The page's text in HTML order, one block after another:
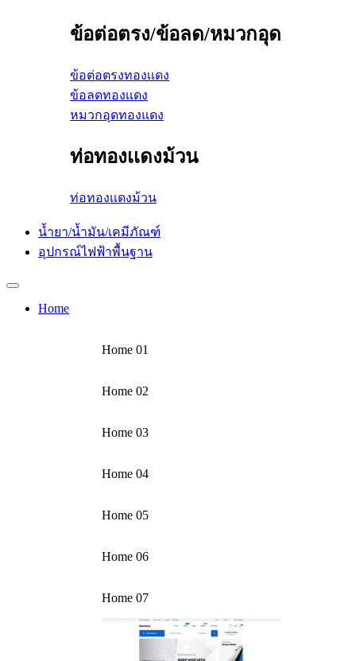
ข้อต่อตรง/ข้อลด/หมวกอุด
ข้อต่อตรงทองเเดง
ข้อลดทองเเดง
หมวกอุดทองแดง
ท่อทองเเดงม้วน
ท่อทองเเดงม้วน
น้ำยา/น้ำมัน/เคมีภัณฑ์
อุปกรณ์ไฟฟ้าพื้นฐาน
Home
Home 01
Home 02
Home 03
Home 04
Home 05
Home 06
Home 07